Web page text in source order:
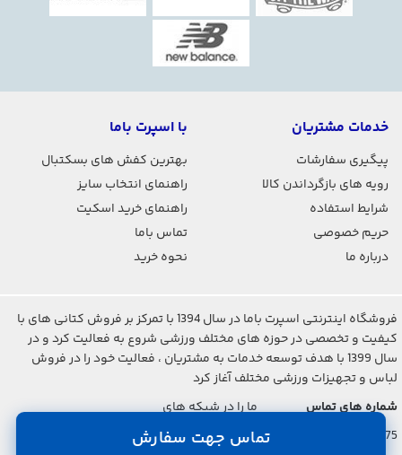
تماس جهت سفارش
خدمات مشتریان
پیگیری سفارشات
رویه های بازگرداندن کالا
شرایط استفاده
حریم خصوصی
درباره ما
با اسپرت باما
بهترین کفش های بسکتبال
راهنمای انتخاب سایز
راهنمای خرید اسکیت
تماس باما
نحوه خرید
فروشگاه اینترنتی اسپرت باما در سال 1394 با تمرکز بر فروش کتانی های با
کیفیت و تخصصی در حوزه های مختلف ورزشی شروع به فعالیت کرد و در
سال 1399 با هدف توسعه خدمات به مشتریان ، فعالیت خود را در فروش
لباس و تجهیزات ورزشی مختلف آغاز کرد
شماره های تماس
021-2842-7275
ما را در شبکه های
اجتماعی دنبال کنید